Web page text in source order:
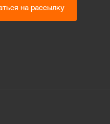
на рассылку